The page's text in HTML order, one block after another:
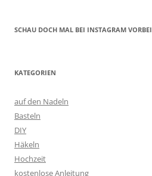
SCHAU DOCH MAL BEI INSTAGRAM VORBEI
KATEGORIEN
auf den Nadeln
Basteln
DIY
Häkeln
Hochzeit
kostenlose Anleitung